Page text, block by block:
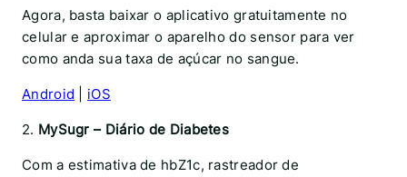
Agora, basta baixar o aplicativo gratuitamente no
celular e aproximar o aparelho do sensor para ver
como anda sua taxa de açúcar no sangue.
Android iOS
2. MySugr – Diário de Diabetes
Com a estimativa de hbZ1c, rastreador de